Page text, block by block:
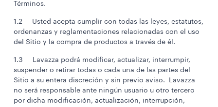
Términos.
1.2 Usted acepta cumplir con todas las leyes, estatutos,
ordenanzas y reglamentaciones relacionadas con el uso
del Sitio y la compra de productos a través de él.
1.3 Lavazza podrá modificar, actualizar, interrumpir,
suspender o retirar todas o cada una de las partes del
Sitio a su entera discreción y sin previo aviso. Lavazza
no será responsable ante ningún usuario u otro tercero
por dicha modificación, actualización, interrupción,